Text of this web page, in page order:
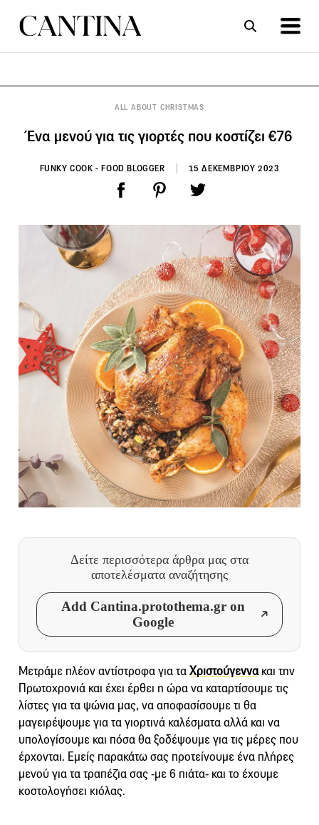
ΑΡΘΡΑ
ALL ABOUT CHRISTMAS
Ένα μενού για τις γιορτές που κοστίζει €76
FUNKY COOK - FOOD BLOGGER 15 ΔΕΚΕΜΒΡΙΟΥ 2023
Δείτε περισσότερα άρθρα μας στα
αποτελέσματα αναζήτησης
Add Cantina.protothema.gr on
Google
Μετράμε πλέον αντίστροφα για ταΧριστούγεννακαι την
Πρωτοχρονιά και έχει έρθει η ώρα να καταρτίσουμε τις
λίστες για τα ψώνια μας, να αποφασίσουμε τι θα
μαγειρέψουμε για τα γιορτινά καλέσματα αλλά και να
υπολογίσουμε και πόσα θα ξοδέψουμε για τις μέρες που
έρχονται. Εμείς παρακάτω σας προτείνουμε ένα πλήρες
μενού για τα τραπέζια σας -με 6 πιάτα- και το έχουμε
κοστολογήσει κιόλας.